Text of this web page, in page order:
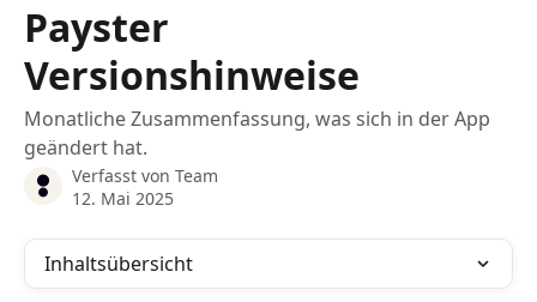
Payster
Versionshinweise
Monatliche Zusammenfassung, was sich in der App
geändert hat.
Verfasst von Team
12. Mai 2025
Inhaltsübersicht